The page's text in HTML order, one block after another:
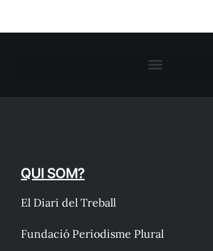
QUI SOM?
El Diari del Treball
Fundació Periodisme Plural